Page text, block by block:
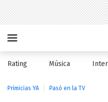
Rating Música
Primicias YA Pasó en la TV